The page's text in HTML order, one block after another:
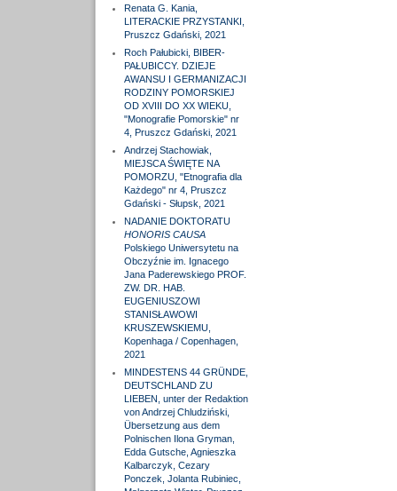
Renata G. Kania,
LITERACKIE PRZYSTANKI,
Pruszcz Gdański, 2021
Roch Pałubicki, BIBER-
PAŁUBICCY. DZIEJE
AWANSU I GERMANIZACJI
RODZINY POMORSKIEJ
OD XVIII DO XX WIEKU,
"Monografie Pomorskie" nr
4, Pruszcz Gdański, 2021
Andrzej Stachowiak,
MIEJSCA ŚWIĘTE NA
POMORZU, "Etnografia dla
Każdego" nr 4, Pruszcz
Gdański - Słupsk, 2021
NADANIE DOKTORATU
HONORIS CAUSA
Polskiego Uniwersytetu na
Obczyźnie im. Ignacego
Jana Paderewskiego PROF.
ZW. DR. HAB.
EUGENIUSZOWI
STANISŁAWOWI
KRUSZEWSKIEMU,
Kopenhaga / Copenhagen,
2021
MINDESTENS 44 GRÜNDE,
DEUTSCHLAND ZU
LIEBEN, unter der Redaktion
von Andrzej Chludziński,
Übersetzung aus dem
Polnischen Ilona Gryman,
Edda Gutsche, Agnieszka
Kalbarczyk, Cezary
Ponczek, Jolanta Rubiniec,